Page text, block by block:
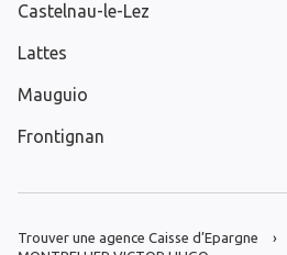
Castelnau-le-Lez
Lattes
Mauguio
Frontignan
Trouver une agence Caisse d’Epargne